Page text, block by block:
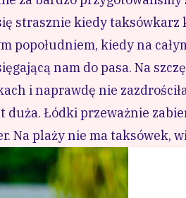
strasznie kiedy taksówkarz
popołudniem, kiedy na
nam do pasa. Na
i naprawdę nie
duża. Łódki przeważnie
Na plaży nie ma taksówek,